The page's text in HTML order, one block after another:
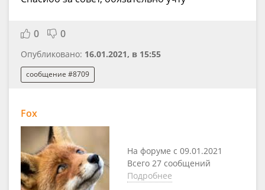
0 0
Опубликовано: 16.01.2021, в 15:55
сообщение #8709
Fox
На форуме с 09.01.2021
Всего 27 сообщений
Подробнее